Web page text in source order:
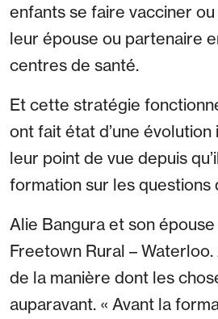
enfants se faire vacciner
leur épouse ou partenaire
centres de santé.
Et cette stratégie
ont fait état d’une
leur point de vue depuis
formation sur les questions
Alie Bangura et son
Freetown Rural –
de la manière dont les
auparavant. « Avant la